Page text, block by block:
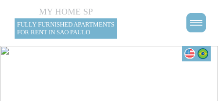
MY HOME SP
FULLY FURNISHED APARTMENTS
FOR RENT IN SAO PAULO